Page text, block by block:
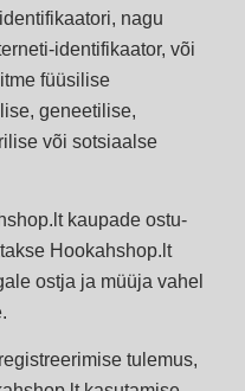
nagu
identifikaator, või
füüsilise
geneetilise,
või sotsiaalse
kaupade ostu-
Hookahshop.lt
ostja ja müüja vahel
tulemus,